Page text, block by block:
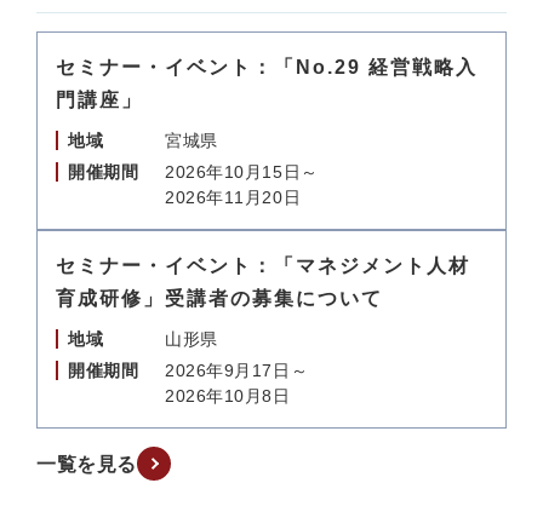
セミナー・イベント：「No.29 経営戦略入
門講座」
地域
宮城県
開催期間
2026年10月15日～
2026年11月20日
セミナー・イベント：「マネジメント人材
育成研修」受講者の募集について
地域
山形県
開催期間
2026年9月17日～
2026年10月8日
一覧を見る